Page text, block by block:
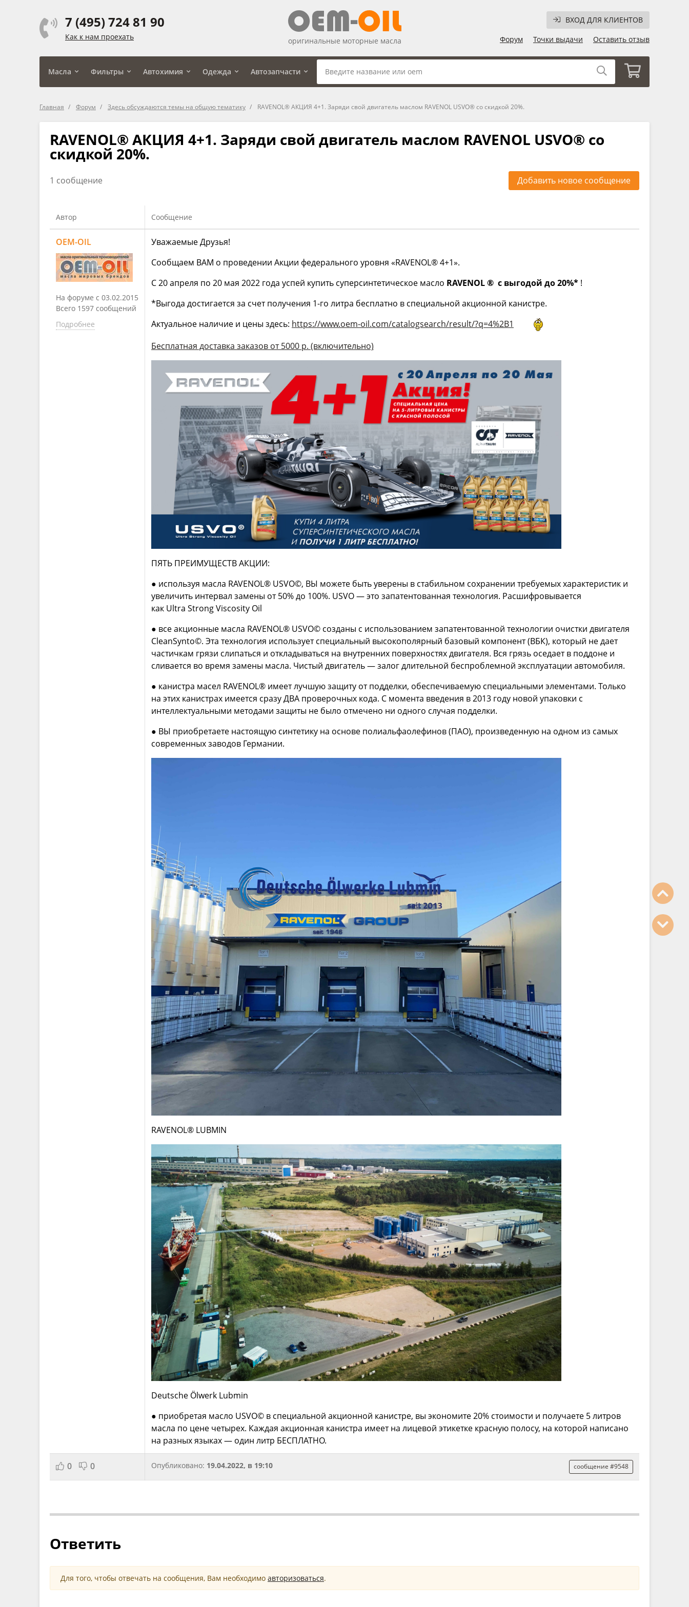
7 (495) 724 81 90
Как к нам проехать
ВХОД ДЛЯ КЛИЕНТОВ
Форум
Точки выдачи Оставить отзыв
оригинальные моторные масла
Масла Фильтры Автохимия Одежда Автозапчасти
Главная Форум Здесь обсуждаются темы на общую тематику RAVENOL® АКЦИЯ 4+1. Заряди свой двигатель маслом RAVENOL USVO® со скидкой 20%.
RAVENOL® АКЦИЯ 4+1. Заряди свой двигатель маслом RAVENOL USVO® со
скидкой 20%.
1 сообщение Добавить новое сообщение
Автор Сообщение
OEM-OIL
На форуме с 03.02.2015
Всего 1597 сообщений
Подробнее
Уважаемые Друзья!
Сообщаем ВАМ о проведении Акции федерального уровня «RAVENOL® 4+1».
С 20 апреля по 20 мая 2022 года успей купить суперсинтетическое масло RAVENOL® с выгодой до 20%* !
*Выгода достигается за счет получения 1-го литра бесплатно в специальной акционной канистре.
Актуальное наличие и цены здесь: https://www.oem-oil.com/catalogsearch/result/?q=4%2B1
Бесплатная доставка заказов от 5000 р. (включительно)
ПЯТЬ ПРЕИМУЩЕСТВ АКЦИИ:
● используя масла RAVENOL® USVO©, ВЫ можете быть уверены в стабильном сохранении требуемых характеристик и
увеличить интервал замены от 50% до 100%. USVO — это запатентованная технология. Расшифровывается
как Ultra Strong Viscosity Oil
● все акционные масла RAVENOL® USVO© созданы с использованием запатентованной технологии очистки двигателя
CleanSynto©. Эта технология использует специальный высокополярный базовый компонент (ВБК), который не дает
частичкам грязи слипаться и откладываться на внутренних поверхностях двигателя. Вся грязь оседает в поддоне и
сливается во время замены масла. Чистый двигатель — залог длительной беспроблемной эксплуатации автомобиля.
● канистра масел RAVENOL® имеет лучшую защиту от подделки, обеспечиваемую специальными элементами. Только
на этих канистрах имеется сразу ДВА проверочных кода. С момента введения в 2013 году новой упаковки с
интеллектуальными методами защиты не было отмечено ни одного случая подделки.
● ВЫ приобретаете настоящую синтетику на основе полиальфаолефинов (ПАО), произведенную на одном из самых
современных заводов Германии.
RAVENOL® LUBMIN
Deutsche Ölwerk Lubmin
● приобретая масло USVO© в специальной акционной канистре, вы экономите 20% стоимости и получаете 5 литров
масла по цене четырех. Каждая акционная канистра имеет на лицевой этикетке красную полосу, на которой написано
на разных языках — один литр БЕСПЛАТНО.
0 0 Опубликовано: 19.04.2022, в 19:10 сообщение #9548
Ответить
Для того, чтобы отвечать на сообщения, Вам необходимо авторизоваться.